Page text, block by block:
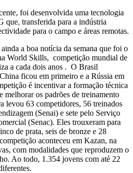
foi desenvolvida uma tecnologia
que, transferida para a indústria
para o campo e áreas remotas.
a boa notícia da semana que foi o
World Skills, competição mundial de
a cada dois anos . O Brasil
ficou em primeiro e a Rússia em
é incentivar a formação técnica
melhorar os padrões de treinamento
levou 63 competidores, 56 treinados
(Senai) e sete pelo Serviço
(Senac). Eles trouxeram para
de prata, seis de bronze e 28
aconteceu em Kazan, na
com modalidades que reproduzem o
Ao todo, 1.354 jovens com até 22